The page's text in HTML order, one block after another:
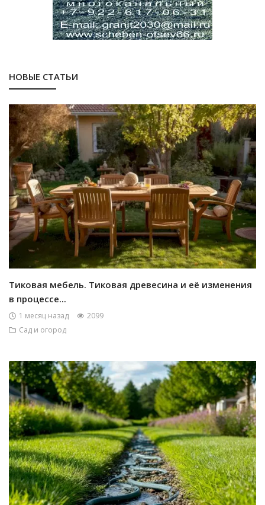
НОВЫЕ СТАТЬИ
Тиковая мебель. Тиковая древесина и её изменения
в процессе...
1 месяц назад
2099
Сад и огород